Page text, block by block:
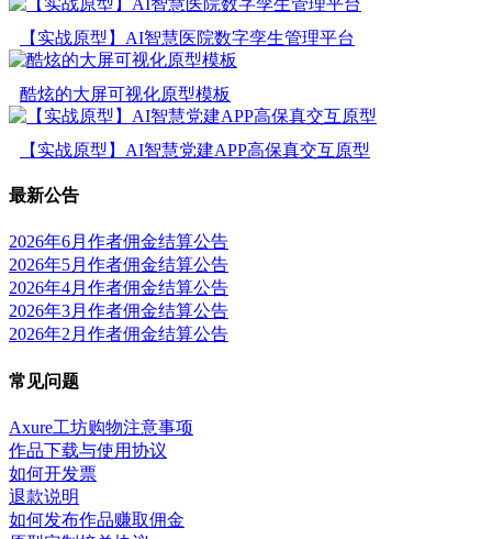
【实战原型】AI智慧医院数字孪生管理平台
酷炫的大屏可视化原型模板
【实战原型】AI智慧党建APP高保真交互原型
最新公告
2026年6月作者佣金结算公告
2026年5月作者佣金结算公告
2026年4月作者佣金结算公告
2026年3月作者佣金结算公告
2026年2月作者佣金结算公告
常见问题
Axure工坊购物注意事项
作品下载与使用协议
如何开发票
退款说明
如何发布作品赚取佣金